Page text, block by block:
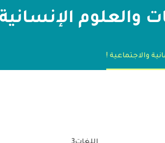
والعلوم
والاجتماعية !